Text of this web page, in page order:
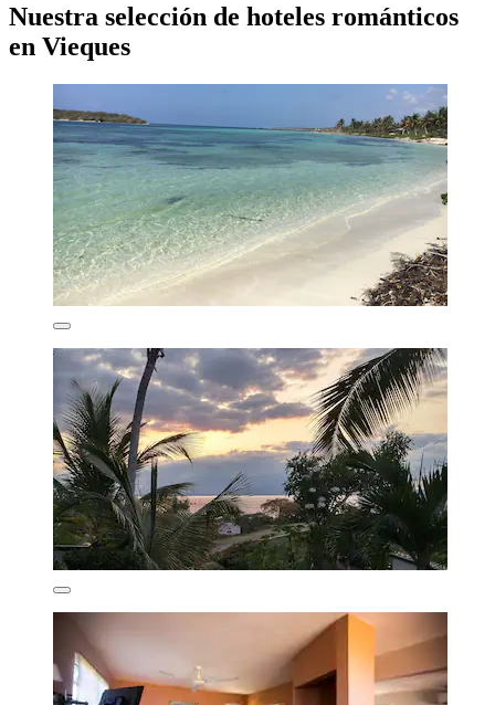
Nuestra selección de hoteles románticos
en Vieques